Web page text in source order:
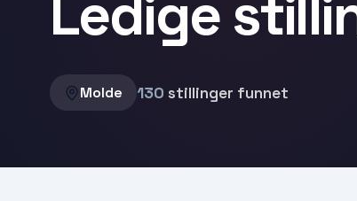
Ledige
Molde 130 stillinger funnet